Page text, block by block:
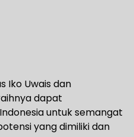
Iko Uwais dan
dapat
untuk semangat
yang dimiliki dan